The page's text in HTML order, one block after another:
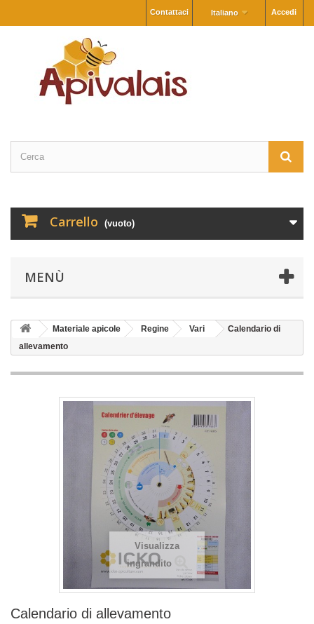
Accedi
Italiano
Contattaci
Carrello (vuoto)
MENÙ
Materiale apicole Regine Vari
Calendario di
allevamento
Visualizza
ingrandito
Calendario di allevamento